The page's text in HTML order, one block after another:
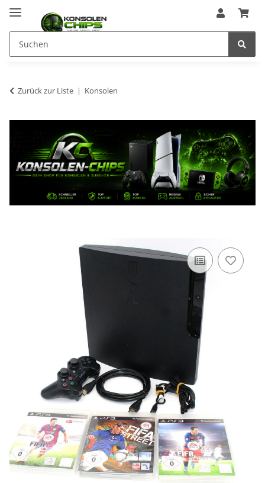
Zurück zur Liste Konsolen